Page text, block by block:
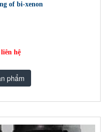
of bi-xenon
hệ
phẩm